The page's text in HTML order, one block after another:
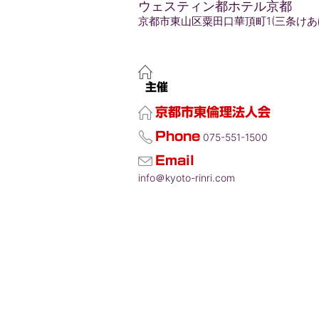
ウェスティン都ホテル京都
京都市東山区粟田口華頂町1(三条け
主催
京都市東倫理法人会
Phone 075-551-1500
Email
info＠kyoto-rinri.com